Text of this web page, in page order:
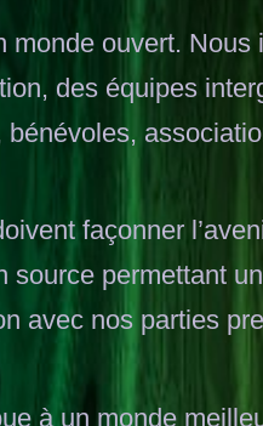
monde ouvert.
des équipes
façonner
permettant
avec nos parties
à un monde